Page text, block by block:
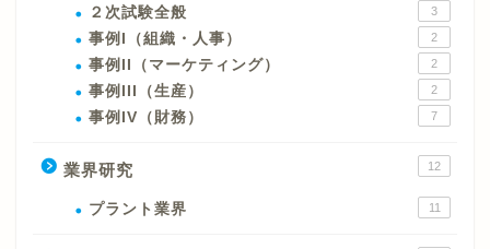
２次試験全般 3
事例I（組織・人事） 2
事例II（マーケティング） 2
事例III（生産） 2
事例IV（財務） 7
業界研究 12
プラント業界 11